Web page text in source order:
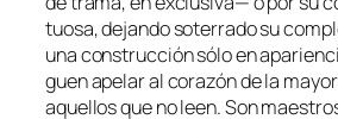
tuo­sa, de­jan­do so­te­rra­do su
una cons­truc­ción só­lo en
guen ape­lar al co­ra­zón de la
aque­llos que no leen. Son